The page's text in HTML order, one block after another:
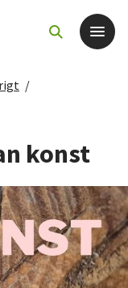
/
konst